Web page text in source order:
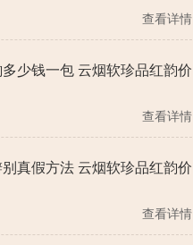
查看详情
少钱一包 云烟软珍品红韵价
查看详情
真假方法 云烟软珍品红韵价
查看详情